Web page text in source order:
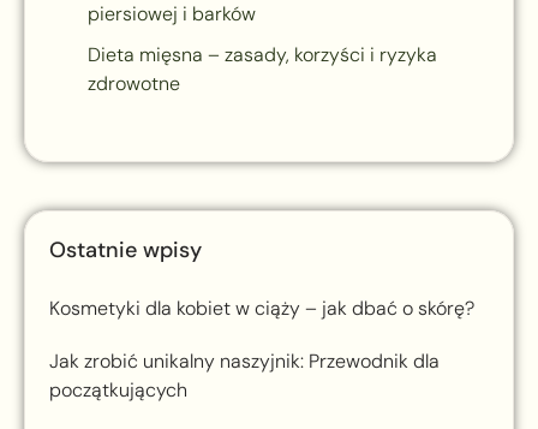
piersiowej i barków
Dieta mięsna – zasady, korzyści i ryzyka
zdrowotne
Ostatnie wpisy
Kosmetyki dla kobiet w ciąży – jak dbać o skórę?
Jak zrobić unikalny naszyjnik: Przewodnik dla
początkujących